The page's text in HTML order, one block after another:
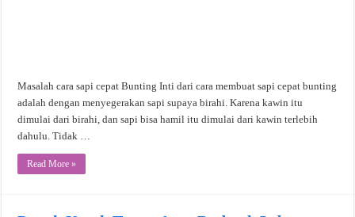
Masalah cara sapi cepat Bunting Inti dari cara membuat sapi cepat bunting
adalah dengan menyegerakan sapi supaya birahi. Karena kawin itu
dimulai dari birahi, dan sapi bisa hamil itu dimulai dari kawin terlebih
dahulu. Tidak …
Read More »